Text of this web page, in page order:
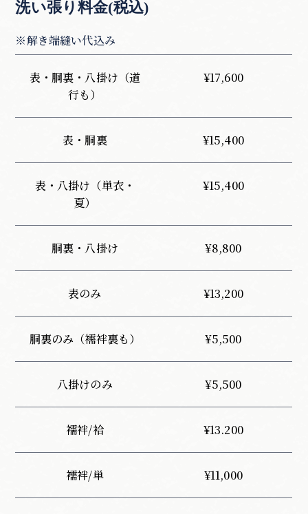
洗い張り料金(税込)
※解き端縫い代込み
表・胴裏・八掛け（道
行も）
¥17,600
表・胴裏 ¥15,400
表・八掛け（単衣・
夏）
¥15,400
胴裏・八掛け ¥8,800
表のみ ¥13,200
胴裏のみ （襦袢裏も） ¥5,500
八掛けのみ ¥5,500
襦袢/袷 ¥13.200
襦袢/単 ¥11,000